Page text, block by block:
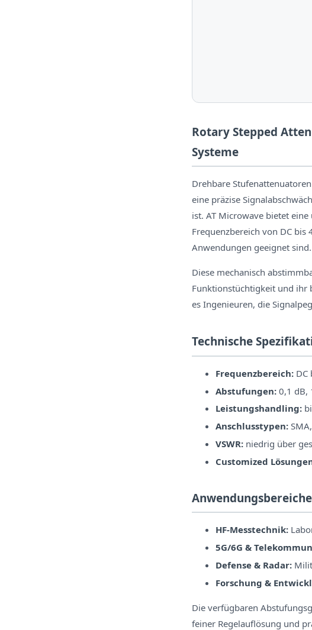
Rotary Stepped
Systeme
Drehbare
eine präzise
ist. AT Microwave bietet
Frequenzbereich von DC
Anwendungen geeignet sind.
Diese mechanisch
Funktionstüchtigkeit und ihr
es Ingenieuren, die
Technische
Frequenzbereich: DC
Abstufungen: 0,1 dB,
Leistungshandling:
Anschlusstypen:
VSWR: niedrig über
Customized
Anwendungsbereiche
HF-Messtechnik:
5G/6G &
Defense & Radar:
Forschung &
Die verfügbaren
feiner Regelauflösung und